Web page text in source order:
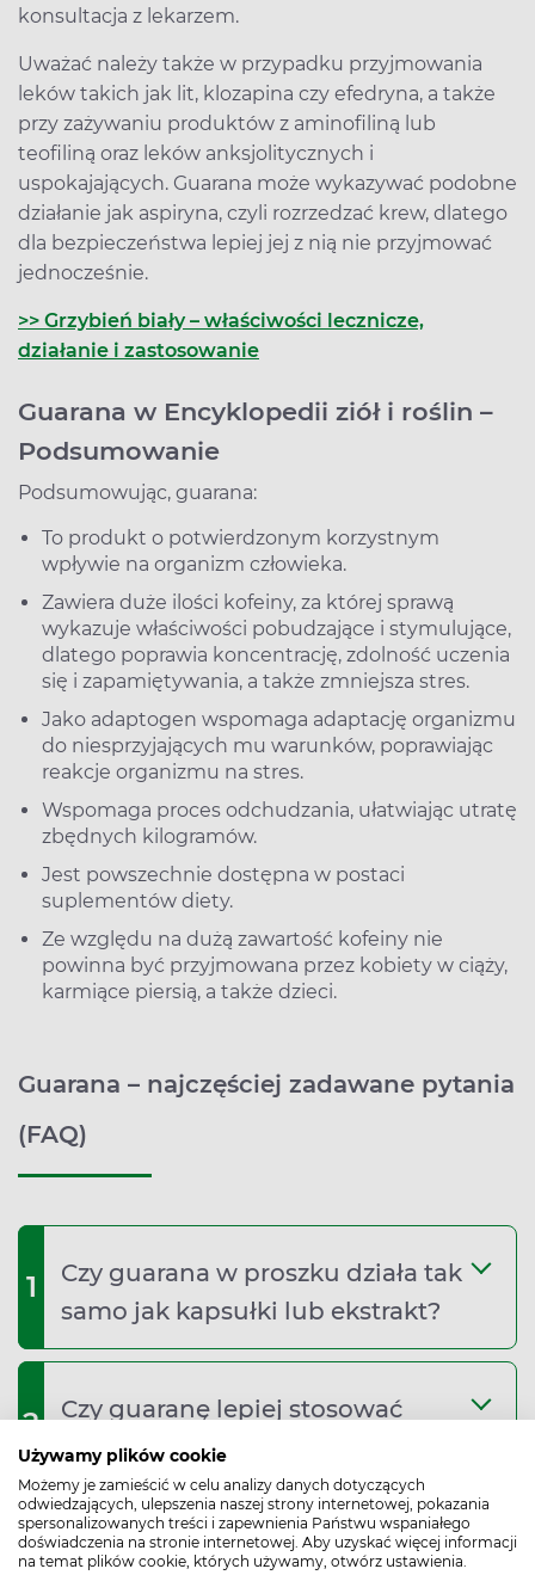
Używamy plików cookie
Możemy je zamieścić w celu analizy danych dotyczących
odwiedzających, ulepszenia naszej strony internetowej, pokazania
spersonalizowanych treści i zapewnienia Państwu wspaniałego
doświadczenia na stronie internetowej. Aby uzyskać więcej informacji
na temat plików cookie, których używamy, otwórz ustawienia.
konsultacja z lekarzem.
Uważać należy także w przypadku przyjmowania
leków takich jak lit, klozapina czy efedryna, a także
przy zażywaniu produktów z aminofiliną lub
teofiliną oraz leków anksjolitycznych i
uspokajających. Guarana może wykazywać podobne
działanie jak aspiryna, czyli rozrzedzać krew, dlatego
dla bezpieczeństwa lepiej jej z nią nie przyjmować
jednocześnie.
>> Grzybień biały – właściwości lecznicze,
działanie i zastosowanie
Guarana w Encyklopedii ziół i roślin –
Podsumowanie
Podsumowując, guarana:
To produkt o potwierdzonym korzystnym
wpływie na organizm człowieka.
Zawiera duże ilości kofeiny, za której sprawą
wykazuje właściwości pobudzające i stymulujące,
dlatego poprawia koncentrację, zdolność uczenia
się i zapamiętywania, a także zmniejsza stres.
Jako adaptogen wspomaga adaptację organizmu
do niesprzyjających mu warunków, poprawiając
reakcje organizmu na stres.
Wspomaga proces odchudzania, ułatwiając utratę
zbędnych kilogramów.
Jest powszechnie dostępna w postaci
suplementów diety.
Ze względu na dużą zawartość kofeiny nie
powinna być przyjmowana przez kobiety w ciąży,
karmiące piersią, a także dzieci.
Guarana – najczęściej zadawane pytania
(FAQ)
1
Czy guarana w proszku działa tak
samo jak kapsułki lub ekstrakt?
2
Czy guaranę lepiej stosować
rano czy wieczorem?
3
Czy guaranę można stosować